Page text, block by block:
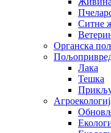
Ситне
Органска
Лака
Тешка